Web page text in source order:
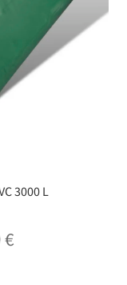
3000 L
€Preisspanne: